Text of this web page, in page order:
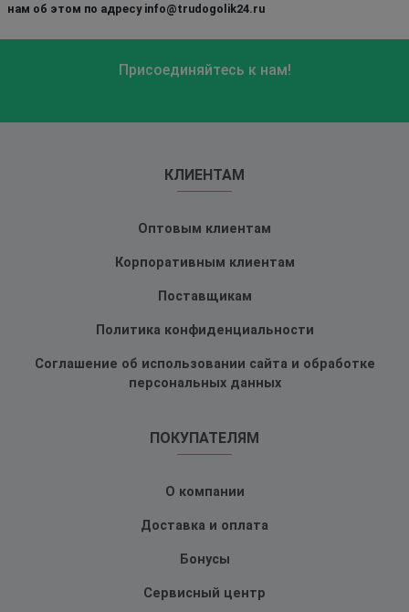
нам об этом по адресу info@trudogolik24.ru
Присоединяйтесь к нам!
КЛИЕНТАМ
Оптовым клиентам
Корпоративным клиентам
Поставщикам
Политика конфиденциальности
Соглашение об использовании сайта и обработке
персональных данных
ПОКУПАТЕЛЯМ
О компании
Доставка и оплата
Бонусы
Сервисный центр